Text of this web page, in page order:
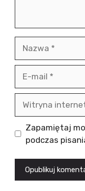
mail
internetowa
Zapamiętaj
podczas